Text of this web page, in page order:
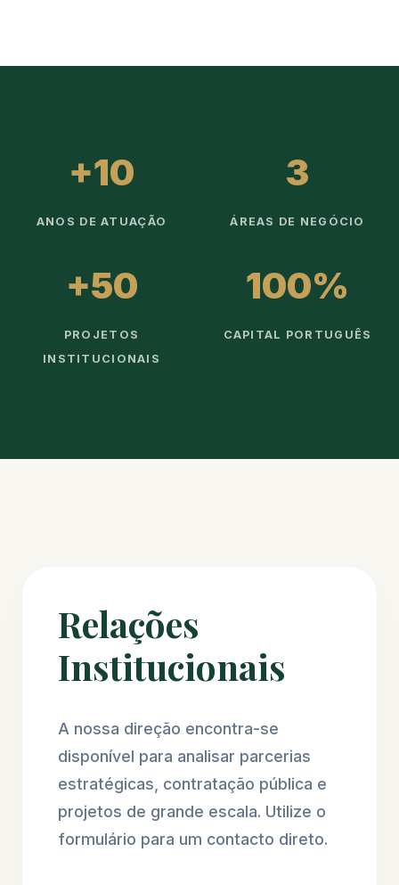
+10
ANOS DE ATUAÇÃO
3
ÁREAS DE NEGÓCIO
+50
PROJETOS
INSTITUCIONAIS
100%
CAPITAL PORTUGUÊS
Relações
Institucionais
A nossa direção encontra-se
disponível para analisar parcerias
estratégicas, contratação pública e
projetos de grande escala. Utilize o
formulário para um contacto direto.